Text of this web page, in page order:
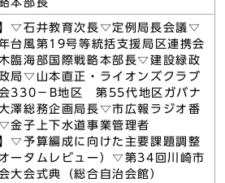
本部長
】▽石井教育次長▽定例局長会議▽
台風第19号等統括支援局区連携会
臨海部国際戦略本部長▽建設緑政
局▽山本直正・ライオンズクラブ
330－B地区 第55代地区ガバナ
澤総務企画局長▽市広報ラジオ番
金子上下水道事業管理者
】▽予算編成に向けた主要課題調整
ータムレビュー）▽第34回川崎市
大会式典（総合自治会館）